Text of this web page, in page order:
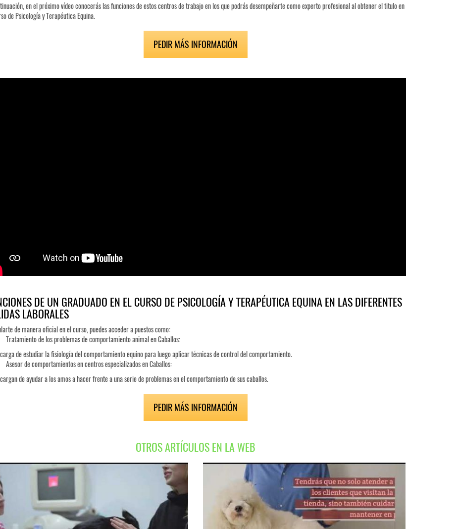
en el próximo vídeo conocerás las funciones de estos centros de trabajo en los que podrás desempeñarte como experto profesional al obtener el titulo en
de Psicología y Terapéutica Equina.
PEDIR MÁS INFORMACIÓN
DE UN GRADUADO EN EL CURSO DE PSICOLOGÍA Y TERAPÉUTICA EQUINA EN LAS DIFERENTES
LABORALES
de manera oficial en el curso, puedes acceder a puestos como:
Tratamiento de los problemas de comportamiento animal en Caballos:
de estudiar la fisiología del comportamiento equino para luego aplicar técnicas de control del comportamiento.
Asesor de comportamientos en centros especializados en Caballos:
de ayudar a los amos a hacer frente a una serie de problemas en el comportamiento de sus caballos.
PEDIR MÁS INFORMACIÓN
OTROS ARTÍCULOS EN LA WEB